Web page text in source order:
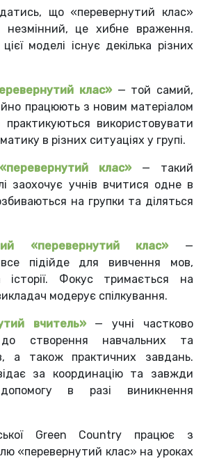
що «перевернутий клас»
це хибне враження.
моделі існує декілька різних
клас» — той самий,
працюють з новим матеріалом
використовувати
в різних ситуаціях у групі.
клас» — такий
заохочує учнів вчитися одне в
на групки та діляться
«перевернутий клас» —
підійде для вивчення мов,
історії. Фокус тримається на
модерує спілкування.
вчитель»
— учні частково
до створення навчальних та
а також практичних завдань.
за координацію та завжди
в разі виникнення
Green Country працює з
«перевернутий клас» на уроках